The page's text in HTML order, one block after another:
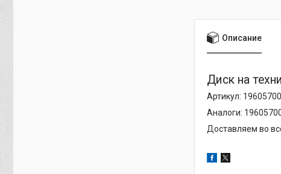
Описание
Диск на
Артикул:
Аналоги:
Доставляем во